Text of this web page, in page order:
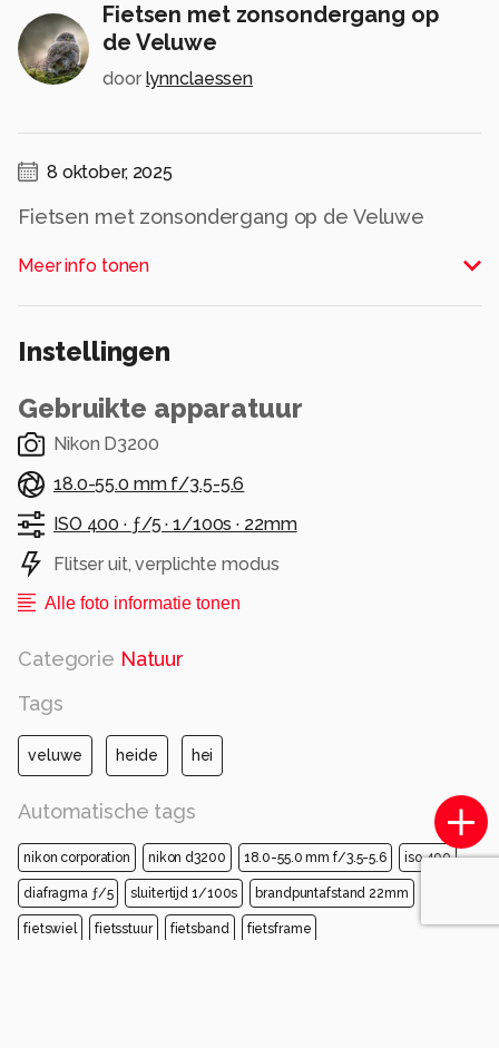
Fietsen met zonsondergang op
de Veluwe
door lynnclaessen
8 oktober, 2025
Fietsen met zonsondergang op de Veluwe
Alle rechten voorbehouden
Meer info tonen
Instellingen
Gebruikte apparatuur
Nikon D3200
18.0-55.0 mm f/3.5-5.6
ISO 400 · ƒ/5 ·1/100s · 22mm
Flitser uit, verplichte modus
Alle foto informatie tonen
Categorie Natuur
Tags
veluwe heide hei
Automatische tags
nikon corporation nikon d3200 18.0-55.0 mm f/3.5-5.6 iso 400
diafragma ƒ/5 sluitertijd 1/100s brandpuntafstand 22mm
fietswiel fietsstuur fietsband fietsframe